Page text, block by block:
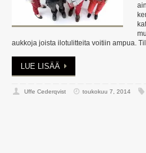
aukkoja joista ilotulitteita voitiin ampua.
LUE LISÄÄ
Uffe Cederqvist toukokuu 7, 2014